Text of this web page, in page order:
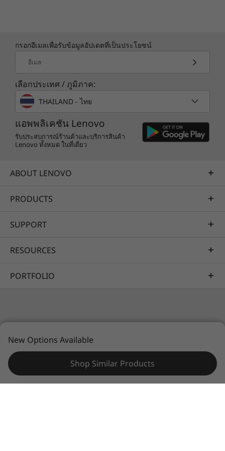
สัมผัสอนาคตได้จากทุกที่
แล็ปท็อป ThinkPad X1 Nano ช่วยให้คุณไม่พลาด
ทุกความเคลื่อนไหว ตัวเลือก 5G (Sub-6GHz) มอบ
ประสบการณ์เหมือนสมาร์ทโฟนในคอมพิวเตอร์ที่
เชื่อมต่อตลอดเวลา WiFi 6E ที่รวดเร็วมากช่วยขจัด
แม้กระทั่งบนแพลตฟอร์มสาธารณะที่พลุกพล่านที่สุด
มวิดีโอได้อย่างราบรื่นและเพลิดเพลินกับการเข้าถึง
ข่ายด้วย
กรอกอีเมลเพื่อรับข้อมูลอัปเดตที่เป็นประโยชน์
อีเมล
เลือกประเทศ / ภูมิภาค:
THAILAND - ไทย
แอพพลิเคชัน Lenovo
รับประสบการณ์ร้านค้าและบริการสินค้า
Lenovo ทั้งหมด ในที่เดียว
ABOUT LENOVO
PRODUCTS
SUPPORT
RESOURCES
PORTFOLIO
ความเป็นส่วนตัว
แผนที่เว็บไซต์
New Options Available
Shop Similar Products